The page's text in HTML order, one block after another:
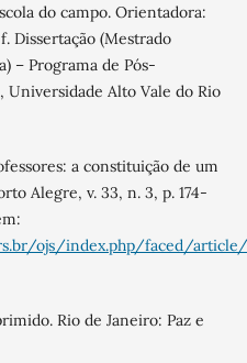
do campo. Orientadora:
Dissertação (Mestrado
– Programa de Pós-
Universidade Alto Vale do Rio
a constituição de um
Alegre, v. 33, n. 3, p. 174-
ojs/index.php/faced/
Rio de Janeiro: Paz e